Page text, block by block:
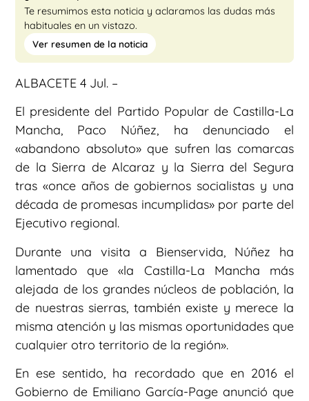
Te resumimos esta noticia y aclaramos las dudas más
habituales en un vistazo.
Ver resumen de la noticia
ALBACETE 4 Jul. –
El presidente del Partido Popular de Castilla-La
Mancha, Paco Núñez, ha denunciado el
«abandono absoluto» que sufren las comarcas
de la Sierra de Alcaraz y la Sierra del Segura
tras «once años de gobiernos socialistas y una
década de promesas incumplidas» por parte del
Ejecutivo regional.
Durante una visita a Bienservida, Núñez ha
lamentado que «la Castilla-La Mancha más
alejada de los grandes núcleos de población, la
de nuestras sierras, también existe y merece la
misma atención y las mismas oportunidades que
cualquier otro territorio de la región».
En ese sentido, ha recordado que en 2016 el
Gobierno de Emiliano García-Page anunció que